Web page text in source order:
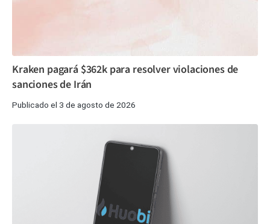
Kraken pagará $362k para resolver violaciones de
sanciones de Irán
Publicado el 3 de agosto de 2026